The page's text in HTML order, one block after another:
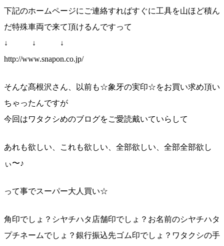
下記のホームページにご連絡すればすぐに工具を山ほど積ん
だ特殊車両で来て頂けるんですって
↓ ↓ ↓
http://www.snapon.co.jp/
そんな髙根沢さん、以前も☆象牙の実印☆をお買い求め頂い
ちゃったんですが
今回はワタクシめのブログをご愛読戴いていらして
あれも欲しい、これも欲しい、全部欲しい、全部全部欲し
ぃ〜♪
って事でスーパー大人買い☆
角印でしょ？シヤチハタ店舗印でしょ？お名前のシヤチハタ
プチネームでしょ？銀行振込先ゴム印でしょ？ワタクシの手